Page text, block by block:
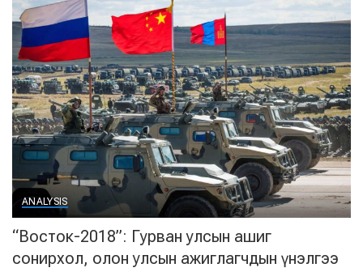
ANALYSIS
“Восток-2018”: Гурван улсын ашиг
сонирхол, олон улсын ажиглагчдын үнэлгээ